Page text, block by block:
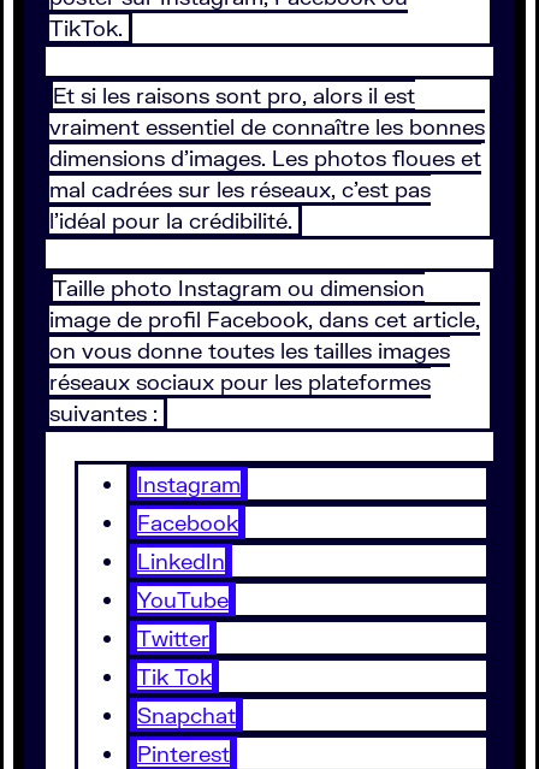
TikTok.
Et si les raisons sont pro, alors il est
vraiment essentiel de connaître les bonnes
dimensions d’images. Les photos floues et
mal cadrées sur les réseaux, c’est pas
l’idéal pour la crédibilité.
Taille photo Instagram ou dimension
image de profil Facebook, dans cet article,
on vous donne toutes les tailles images
réseaux sociaux pour les plateformes
suivantes :
Instagram
Facebook
LinkedIn
YouTube
Twitter
Tik Tok
Snapchat
Pinterest